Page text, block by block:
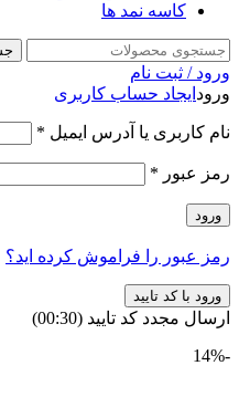
کاسه نمد ها
ورود / ثبت نام
ورود ایجاد حساب کاربری
نام کاربری یا آدرس ایمیل *
رمز عبور *
ورود
رمز عبور را فراموش کرده اید؟
ورود با کد تایید
ارسال مجدد کد تایید (00:
30
)
-14%